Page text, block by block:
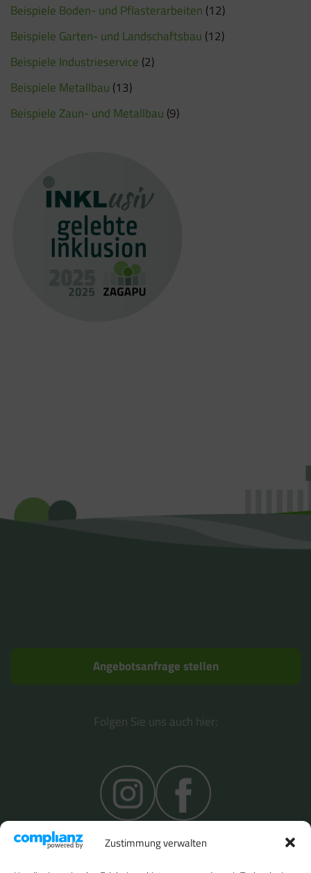
Zustimmung verwalten
Beispiele Boden- und Pflasterarbeiten (12)
Beispiele Garten- und Landschaftsbau (12)
Beispiele Industrieservice (2)
Beispiele Metallbau (13)
Beispiele Zaun- und Metallbau (9)
Angebotsanfrage stellen
Folgen Sie uns auch hier: